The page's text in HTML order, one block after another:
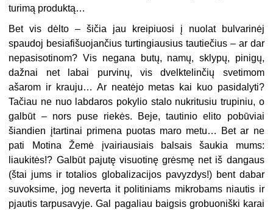
turimą produktą…
Bet vis dėlto – šičia jau kreipiuosi į nuolat bulvarinėj
spaudoj besiafišuojančius turtingiausius tautiečius – ar dar
nepasisotinom? Vis negana butų, namų, sklypų, pinigų,
dažnai net labai purvinų, vis dvelktelinčių svetimom
ašarom ir krauju… Ar neatėjo metas kai kuo pasidalyti?
Tačiau ne nuo labdaros pokylio stalo nukritusiu trupiniu, o
galbūt – nors puse riekės. Beje, tautinio elito pobūviai
šiandien įtartinai primena puotas maro metu… Bet ar ne
pati Motina Žemė įvairiausiais balsais šaukia mums:
liaukitės!? Galbūt pajutę visuotinę grėsmę net iš dangaus
(štai jums ir totalios globalizacijos pavyzdys!) bent dabar
suvoksime, jog neverta it politiniams mikrobams niautis ir
pjautis tarpusavyje. Gal pagaliau baigsis grobuoniški karai